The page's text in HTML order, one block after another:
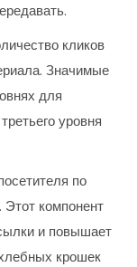
кликов
Значимые
для
уровня
по
Этот компонент
и повышает
крошек